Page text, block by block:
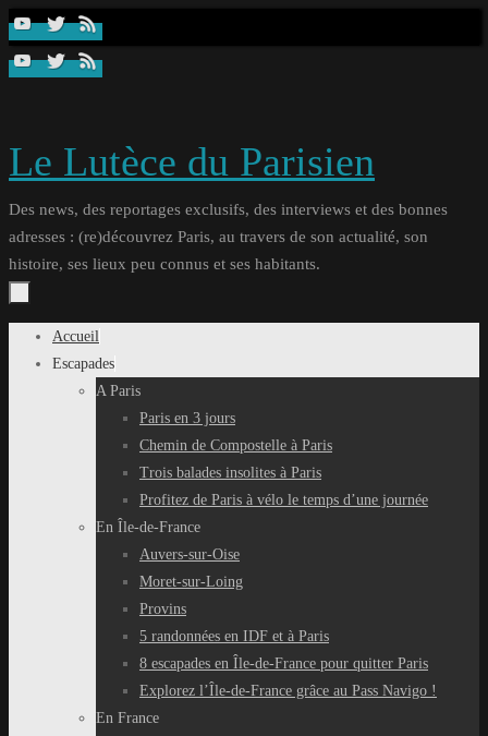
Passer
contenu
Le Lutèce du Parisien
Des news, des reportages exclusifs, des interviews et des bonnes
adresses : (re)découvrez Paris, au travers de son actualité, son
histoire, ses lieux peu connus et ses habitants.
Passer
Accueil
Escapades
A Paris
Paris en 3 jours
Chemin de Compostelle à Paris
Trois balades insolites à Paris
Profitez de Paris à vélo le temps d’une journée
En Île-de-France
Auvers-sur-Oise
Moret-sur-Loing
Provins
5 randonnées en IDF et à Paris
8 escapades en Île-de-France pour quitter Paris
Explorez l’Île-de-France grâce au Pass Navigo !
En France